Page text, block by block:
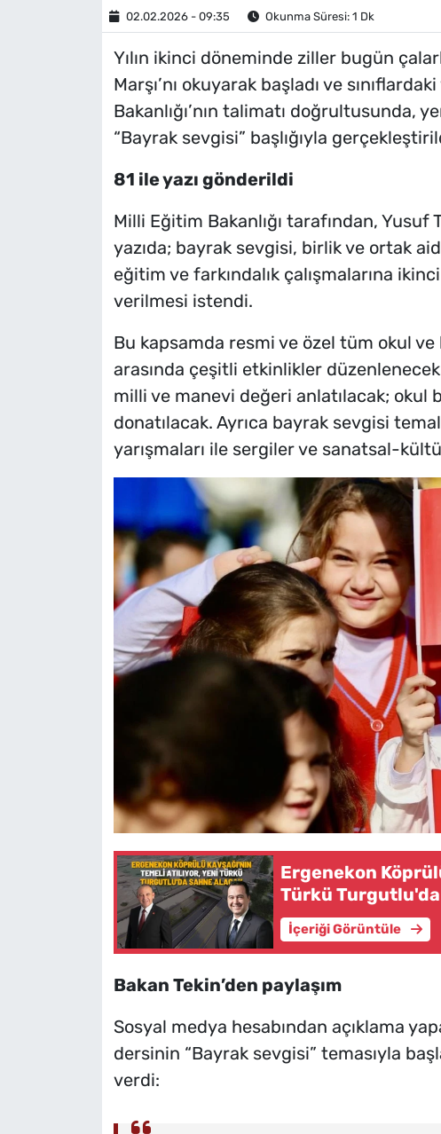
02.02.2026 - 09:35 Okunma Süresi: 1 Dk
Yılın ikinci döneminde ziller bugün
Marşı’nı okuyarak başladı ve
Bakanlığı’nın talimatı doğrultusunda,
“Bayrak sevgisi” başlığıyla
81 ile yazı gönderildi
Milli Eğitim Bakanlığı tarafından, Yusuf
yazıda; bayrak sevgisi, birlik ve ortak
eğitim ve farkındalık çalışmalarına
verilmesi istendi.
Bu kapsamda resmi ve özel tüm okul
arasında çeşitli etkinlikler
milli ve manevi değeri anlatılacak; okul
donatılacak. Ayrıca bayrak sevgisi
yarışmaları ile sergiler ve sanatsal-
Ergenekon
Türkü
İçeriği Görüntüle
Bakan Tekin’den paylaşım
Sosyal medya hesabından açıklama
dersinin “Bayrak sevgisi” temasıyla
verdi: